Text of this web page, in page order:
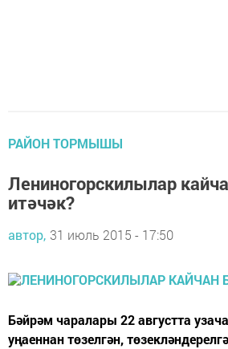
РАЙОН ТОРМЫШЫ
Лениногорскилылар
итәчәк?
автор, 31 июль 2015 - 17:50
Бәйрәм чаралары 22 августта
уңаеннан төзелгән,